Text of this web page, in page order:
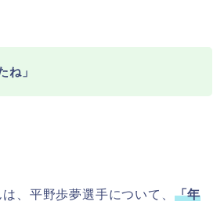
ね」
、平野歩夢選手について、 「年